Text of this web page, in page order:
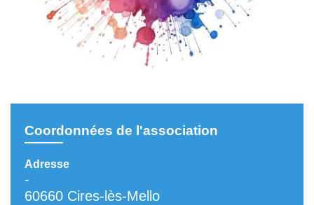
Coordonnées de l'association
Adresse
-
60660 Cires-lès-Mello